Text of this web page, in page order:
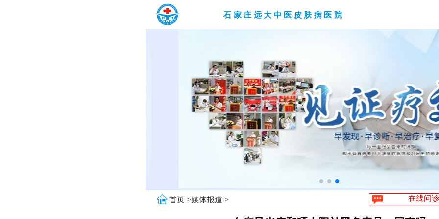
石家庄远大中医皮肤病医院
首页 >媒体报道 > 在线问